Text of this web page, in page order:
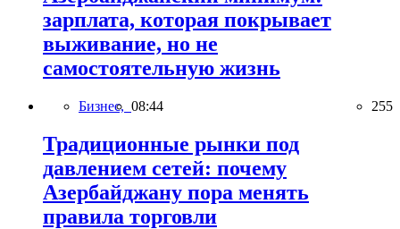
зарплата, которая покрывает
выживание, но не
самостоятельную жизнь
Бизнес, 08:44 255
Традиционные рынки под
давлением сетей: почему
Азербайджану пора менять
правила торговли